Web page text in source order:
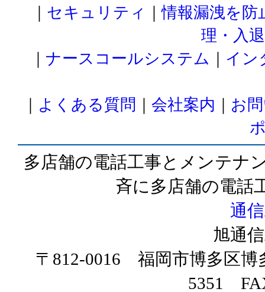
セキュリティ ｜情報漏洩を防
理・入
ナースコールシステム イン
よくある質問 会社案内
お
多店舗の電話工事とメンテナ
斉に多店舗の電話
通
旭通
〒812-0016 福岡市博多区
5351